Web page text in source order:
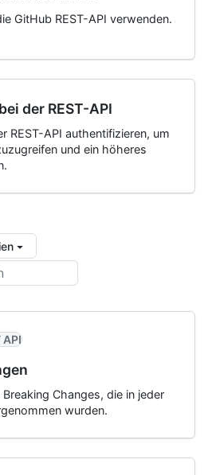
GitHub REST-API verwenden.
der REST-API
REST-API authentifizieren, um
und ein höheres
API
Changes, die in jeder
wurden.